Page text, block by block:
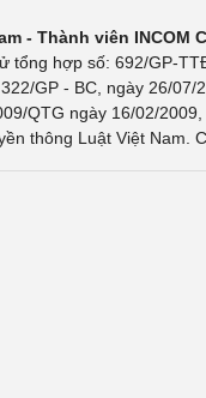
- Thành viên INCOM
tổng hợp số: 692/GP-
GP - BC, ngày 26/
QTG ngày 16/02/
thông Luật Việt Nam.